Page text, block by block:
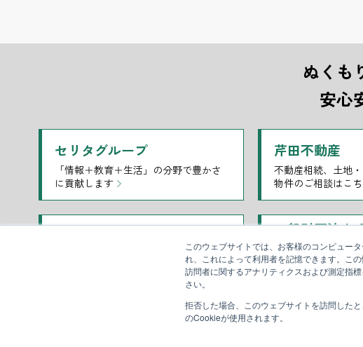
このウェブサイトでは、お客様のコンピュー
れ、これによって利用者を記憶できます。こ
訪問者に関するアナリティクスおよび測定指
さい。
拒否した場合、このウェブサイトを訪問した
のCookieが使用されます。
ぬくも
安心
セリタグループ
「情報＋教育＋生活」の分野で豊かさ
に貢献します
芹田不動産
不動産相続、土地
物件のご相談はこち
長野で暮らす快適な家を建てるならご
一般財団法人
団
長野県における情
ITTO個別指導学院長野 医療法人メデ